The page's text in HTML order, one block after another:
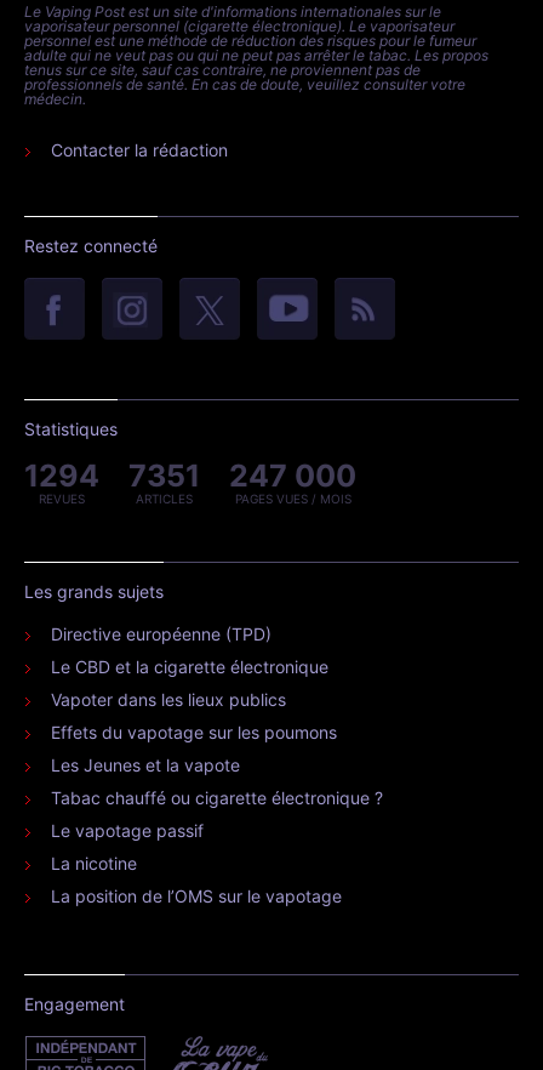
Le Vaping Post est un site d'informations internationales sur le
vaporisateur personnel (cigarette électronique). Le vaporisateur
personnel est une méthode de réduction des risques pour le fumeur
adulte qui ne veut pas ou qui ne peut pas arrêter le tabac. Les propos
tenus sur ce site, sauf cas contraire, ne proviennent pas de
professionnels de santé. En cas de doute, veuillez consulter votre
médecin.
Contacter la rédaction
Restez connecté
Statistiques
1294
REVUES
7351
ARTICLES
247 000
PAGES VUES / MOIS
Les grands sujets
Directive européenne (TPD)
Le CBD et la cigarette électronique
Vapoter dans les lieux publics
Effets du vapotage sur les poumons
Les Jeunes et la vapote
Tabac chauffé ou cigarette électronique ?
Le vapotage passif
La nicotine
La position de l’OMS sur le vapotage
Engagement